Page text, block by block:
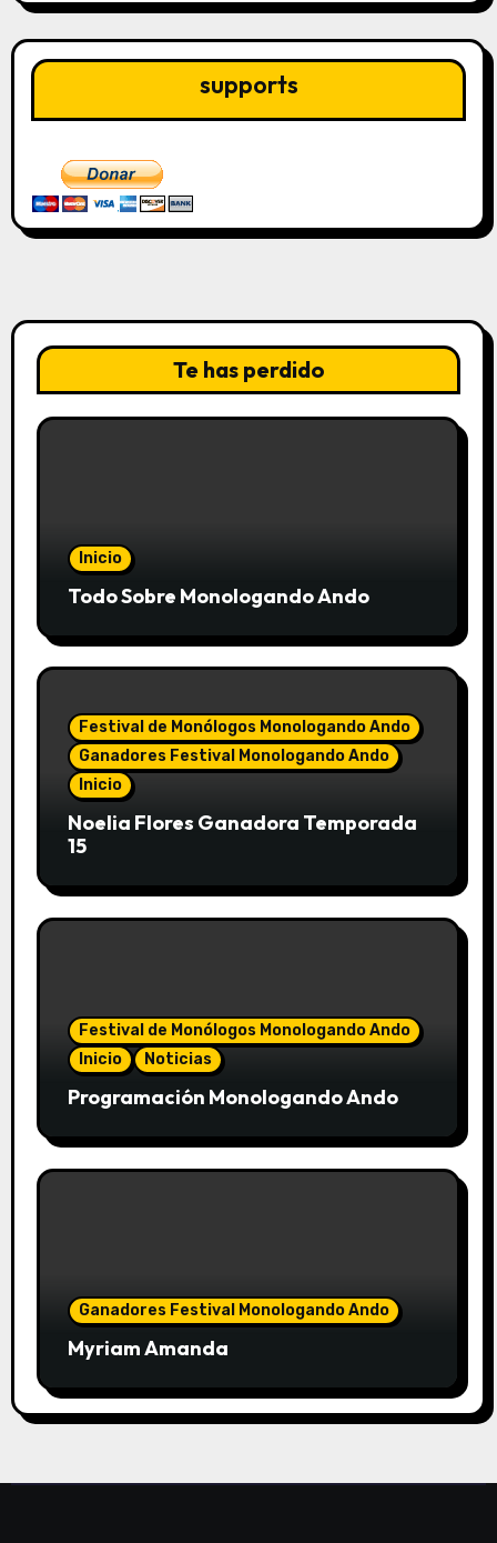
supports
Te has perdido
Inicio
Todo Sobre Monologando Ando
Festival de Monólogos Monologando Ando
Ganadores Festival Monologando Ando
Inicio
Noelia Flores Ganadora Temporada
15
Festival de Monólogos Monologando Ando
Inicio
Noticias
Programación Monologando Ando
Ganadores Festival Monologando Ando
Myriam Amanda